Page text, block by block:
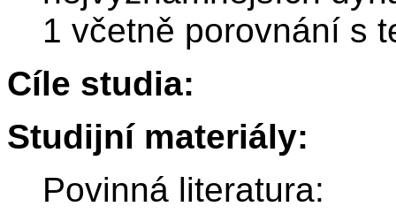
1 včetně porovnání s
Cíle studia:
Studijní materiály:
Povinná literatura: